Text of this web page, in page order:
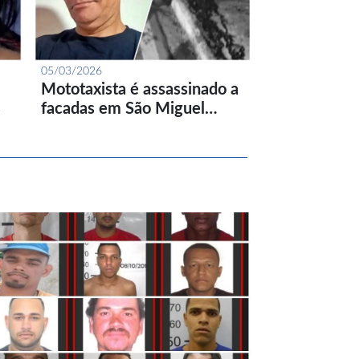
05/03/2026
Mototaxista é assassinado a
facadas em São Miguel…